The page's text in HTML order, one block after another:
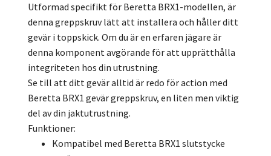
Utformad specifikt för Beretta BRX1-modellen, är
denna greppskruv lätt att installera och håller ditt
gevär i toppskick. Om du är en erfaren jägare är
denna komponent avgörande för att upprätthålla
integriteten hos din utrustning.
Se till att ditt gevär alltid är redo för action med
Beretta BRX1 gevär greppskruv, en liten men viktig
del av din jaktutrustning.
Funktioner:
Kompatibel med Beretta BRX1 slutstycke